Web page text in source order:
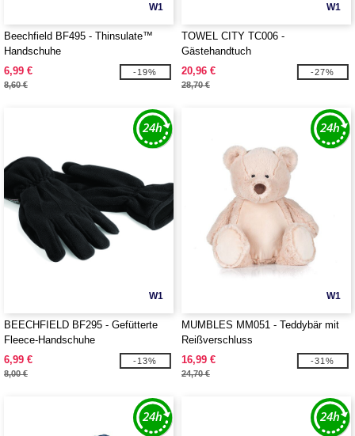
W1
Beechfield BF495 - Thinsulate™
Handschuhe
6,99 €
8,60 €
-19%
W1
TOWEL CITY TC006 -
Gästehandtuch
20,96 €
28,70 €
-27%
W1
BEECHFIELD BF295 - Gefütterte
Fleece-Handschuhe
6,99 €
8,00 €
-13%
W1
MUMBLES MM051 - Teddybär mit
Reißverschluss
16,99 €
24,70 €
-31%